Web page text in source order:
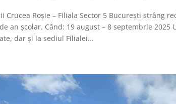
Crucea Roșie – Filiala Sector 5 București strâng
an școlar. Când: 19 august – 8 septembrie
dar și la sediul Filialei...